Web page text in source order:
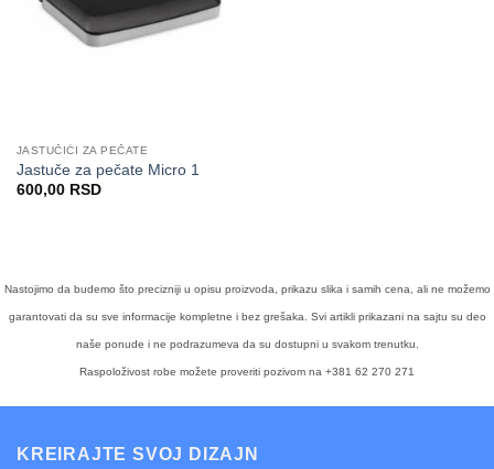
JASTUČIĆI ZA PEČATE
Jastuče za pečate Micro 1
600,00 RSD
Nastojimo da budemo što precizniji u opisu proizvoda, prikazu slika i samih cena, ali ne možemo
garantovati da su sve informacije kompletne i bez grešaka. Svi artikli prikazani na sajtu su deo
naše ponude i ne podrazumeva da su dostupni u svakom trenutku.
Raspoloživost robe možete proveriti pozivom na +381 62 270 271
KREIRAJTE SVOJ DIZAJN